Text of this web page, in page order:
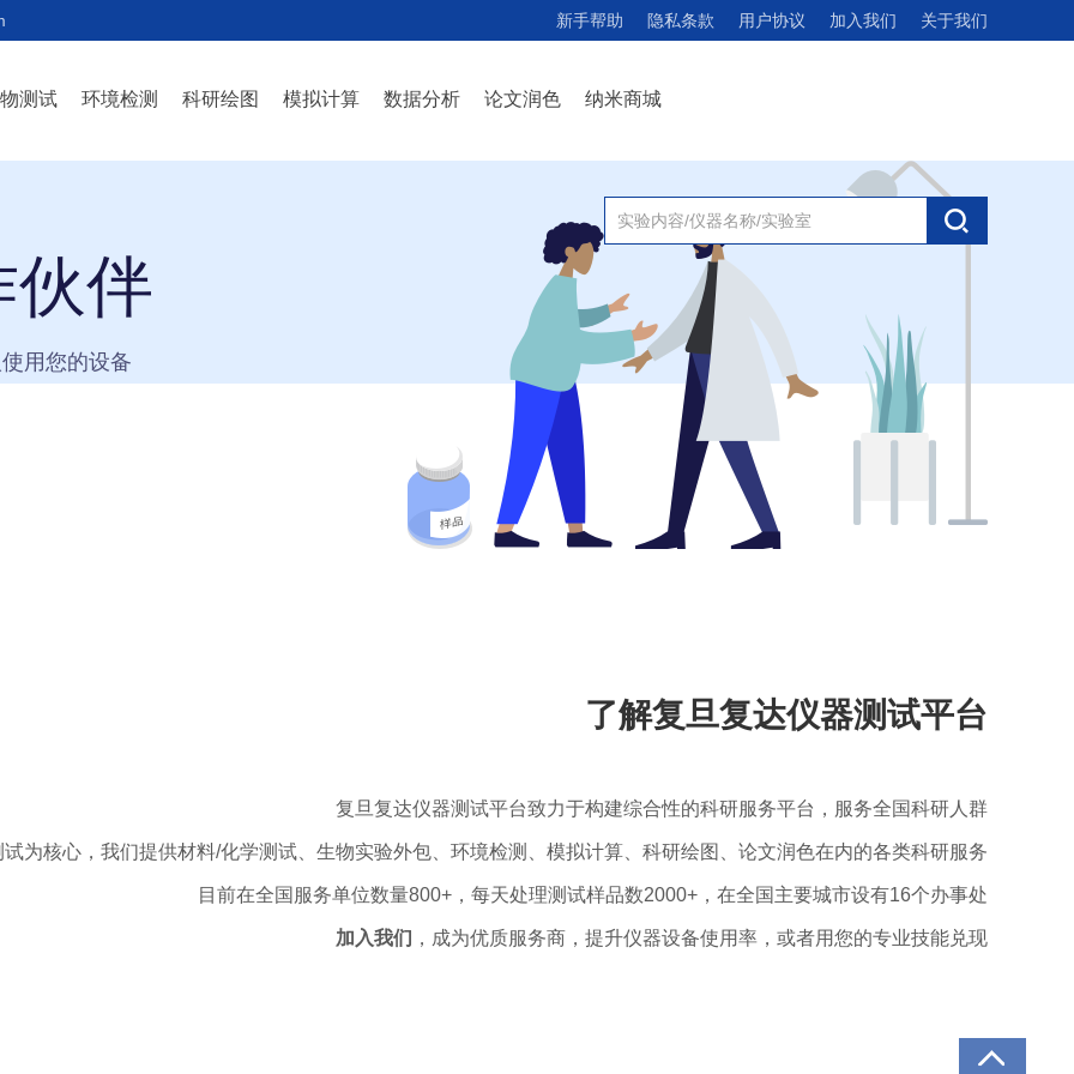
关于我们
加入我们
用户协议
隐私条款
新手帮助
测试 环境检测 科研绘图 模拟计算 数据分析 论文润色 纳米商城
伙伴
用您的设备
了解复旦复达仪器测试平台
复旦复达仪器测试平台致力于构建综合性的科研服务平台，服务全国科研人群
为核心，我们提供材料/化学测试、生物实验外包、环境检测、模拟计算、科研绘图、论文润色在内的各类科研服务
目前在全国服务单位数量800+，每天处理测试样品数2000+，在全国主要城市设有16个办事处
加入我们 ，成为优质服务商，提升仪器设备使用率，或者用您的专业技能兑现